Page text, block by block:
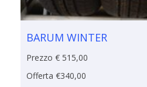
BARUM WINTER
Prezzo € 515,00
Offerta €340,00